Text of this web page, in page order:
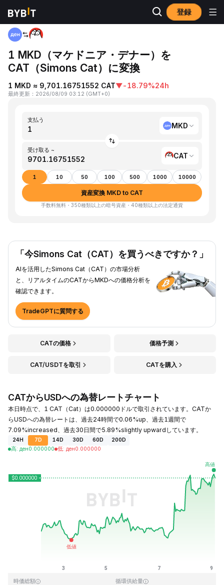
登録
ホーム MKD to CAT
1 MKD（マケドニア・デナー）を
CAT（Simons Cat）に変換
1 MKD ≈ 9,701.16751552 CAT▼-18.79%24h
最終更新 ： 2026/08/09 03:12 (GMT+0)
支払う
MKD
受け取る ~
CAT
1 10 50 100 500 1000 10000
資産変換 MKD to CAT
手数料無料・350種類以上の暗号資産・40種類以上の法定通貨
「今Simons Cat（CAT）を買うべきですか？」
AIを活用したSimons Cat（CAT）の市場分析
と、リアルタイムのCATからMKDへの価格分析を
確認できます。
TradeGPTに質問する
CATの価格 価格予測
CAT/USDTを取引 CATを購入
CATからUSDへの為替レートチャート
本日時点で、1 CAT（Cat）は0.000000ドルで取引されています。CATか
らUSDへの為替レートは、過去24時間で0.06%up、過去1週間で
7.09%increased、過去30日間で5.89%slightly upwardしています。
24H 7D 14D 30D 60D
200D
高: ден0.000000 低: ден0.000000
最終更新日時：2026-08-09、03:12 GMT+0
時価総額 循環供給量